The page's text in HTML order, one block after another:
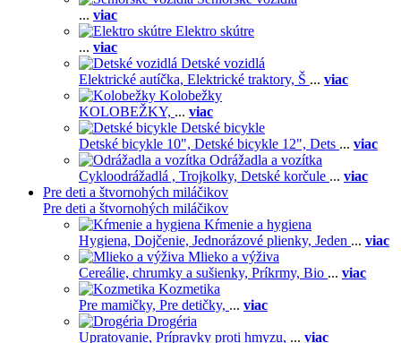
... viac
Elektro skútre
... viac
Detské vozidlá
Elektrické autíčka, Elektrické traktory, Š ... viac
Kolobežky
KOLOBEŽKY, ... viac
Detské bicykle
Detské bicykle 10", Detské bicykle 12", Dets ... viac
Odrážadla a vozítka
Cykloodrážadlá , Trojkolky, Detské korčule ... viac
Pre deti a štvornohých miláčikov
Pre deti a štvornohých miláčikov
Kŕmenie a hygiena
Hygiena, Dojčenie, Jednorázové plienky, Jeden ... viac
Mlieko a výživa
Cereálie, chrumky a sušienky, Príkrmy, Bio ... viac
Kozmetika
Pre mamičky, Pre detičky, ... viac
Drogéria
Upratovanie, Prípravky proti hmyzu, ... viac